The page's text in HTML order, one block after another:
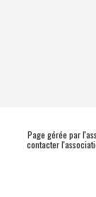
Page gérée par
contacter